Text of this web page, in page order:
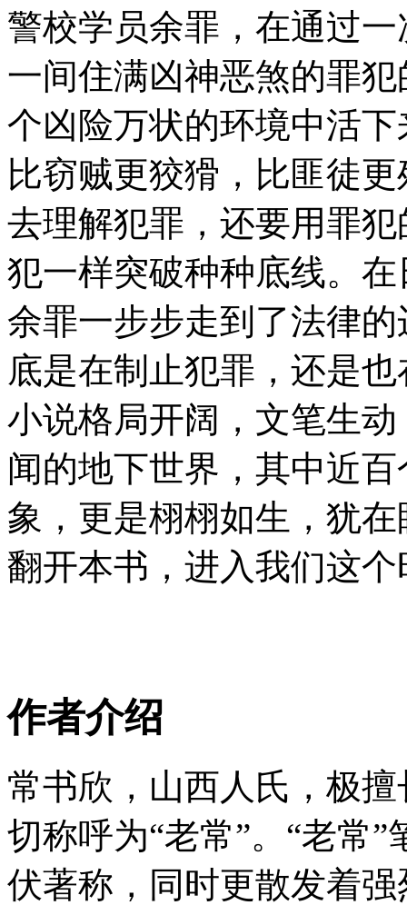
警校学员余罪，在通过
一间住满凶神恶煞的罪
个凶险万状的环境中活
比窃贼更狡猾，比匪徒
去理解犯罪，还要用罪
犯一样突破种种底线。
余罪一步步走到了法律
底是在制止犯罪，还是
小说格局开阔，文笔生
闻的地下世界，其中近
象，更是栩栩如生，犹在
翻开本书，进入我们这
作者介绍
常书欣，山西人氏，极
切称呼为“老常”。“老常
伏著称，同时更散发着